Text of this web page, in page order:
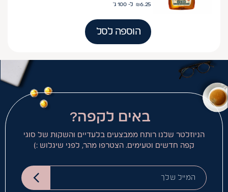
6.25
₪ ל- 100 ג'
הוספה לסל
באים לקפה?
הניוזלטר שלנו רותח ממבצעים בלעדיים והשקות של סוגי
קפה חדשים וטעימים. הצטרפו מהר, לפני שיגלוש :)
המייל שלך